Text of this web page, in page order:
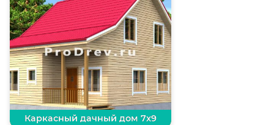
Каркасный дачный дом 7х9